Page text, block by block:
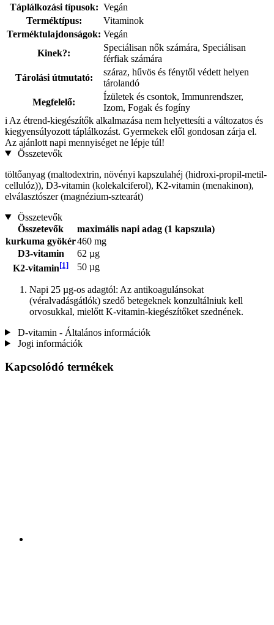
Táplálkozási típusok: Vegán
Terméktípus:
Vitaminok
Terméktulajdonságok: Vegán
Kinek?:
Speciálisan nők számára, Speciálisan
férfiak számára
Tárolási útmutató:
száraz, hűvös és fénytől védett helyen
tárolandó
Megfelelő:
Ízületek és csontok, Immunrendszer,
Izom, Fogak és fogíny
i Az étrend-kiegészítők alkalmazása nem helyettesíti a változatos és
kiegyensúlyozott táplálkozást. Gyermekek elől gondosan zárja el.
Az ajánlott napi mennyiséget ne lépje túl!
Összetevők
töltőanyag (maltodextrin, növényi kapszulahéj (hidroxi-propil-metil-
cellulóz)), D3-vitamin (kolekalciferol), K2-vitamin (menakinon),
elválasztószer (magnézium-sztearát)
Összetevők
Összetevők
maximális napi adag (1 kapszula)
kurkuma gyökér460 mg
D3-vitamin
62 µg
K2-vitamin[1] 50 µg
Napi 25 µg-os adagtól: Az antikoagulánsokat
(véralvadásgátlók) szedő betegeknek konzultálniuk kell
orvosukkal, mielőtt K-vitamin-kiegészítőket szednének.
D-vitamin - Általános információk
Jogi információk
Kapcsolódó termékek